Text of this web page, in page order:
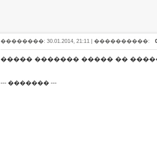
��������: 30.01.2014, 21:11 | ����������:
����� ������� ����� ��
--- ������� ---